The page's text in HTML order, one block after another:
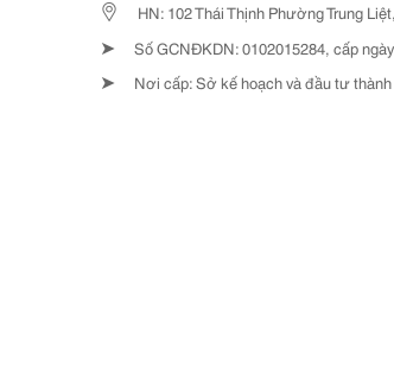
HN: 102 Thái Thịnh Phường Trung
➤ Số GCNĐKDN: 0102015284, cấp
➤ Nơi cấp: Sở kế hoạch và đầu tư thành